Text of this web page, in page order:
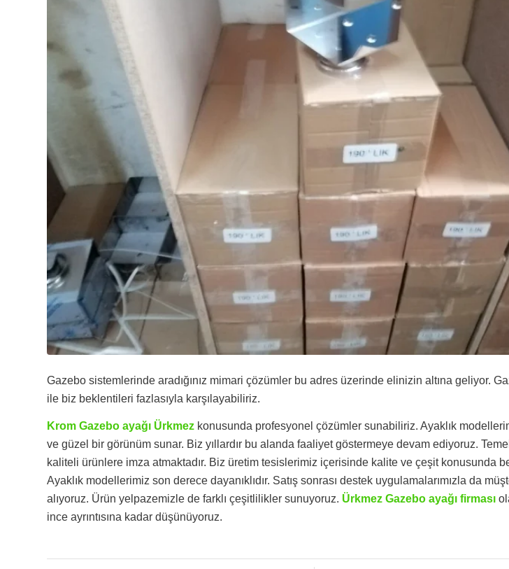
Gazebo sistemlerinde aradığınız mimari çözümler bu adres üzerinde elinizin altına geliyor.
ile biz beklentileri fazlasıyla karşılayabiliriz.
Krom Gazebo ayağı Ürkmez konusunda profesyonel çözümler sunabiliriz. Ayaklık
ve güzel bir görünüm sunar. Biz yıllardır bu alanda faaliyet göstermeye devam ediyoruz.
kaliteli ürünlere imza atmaktadır. Biz üretim tesislerimiz içerisinde kalite ve çeşit konusunda
Ayaklık modellerimiz son derece dayanıklıdır. Satış sonrası destek uygulamalarımızla da
alıyoruz. Ürün yelpazemizle de farklı çeşitlilikler sunuyoruz. Ürkmez Gazebo ayağı firması
ince ayrıntısına kadar düşünüyoruz.